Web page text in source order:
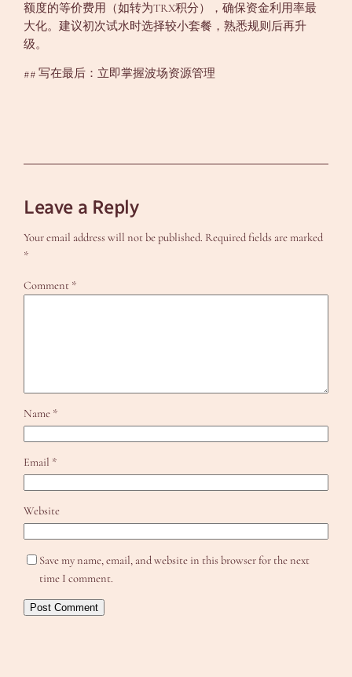
额度的等价费用（如转为TRX积分），确保资金利用率最
大化。建议初次试水时选择较小套餐，熟悉规则后再升
级。
## 写在最后：立即掌握波场资源管理
Leave a Reply
Your email address will not be published. Required fields are marked
*
Comment *
Name *
Email *
Website
Save my name, email, and website in this browser for the next
time I comment.